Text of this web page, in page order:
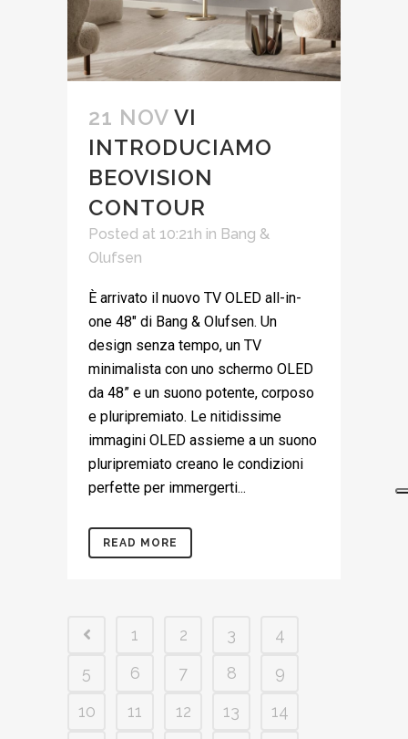
21 NOV VI
INTRODUCIAMO
BEOVISION
CONTOUR
Posted at 10:21h in Bang &
Olufsen
È arrivato il nuovo TV OLED all-in-
one 48" di Bang & Olufsen. Un
design senza tempo, un TV
minimalista con uno schermo OLED
da 48” e un suono potente, corposo
e pluripremiato. Le nitidissime
immagini OLED assieme a un suono
pluripremiato creano le condizioni
perfette per immergerti...
READ MORE
1 2 3
4
5
6 7 8
9
10
11 12 13
14